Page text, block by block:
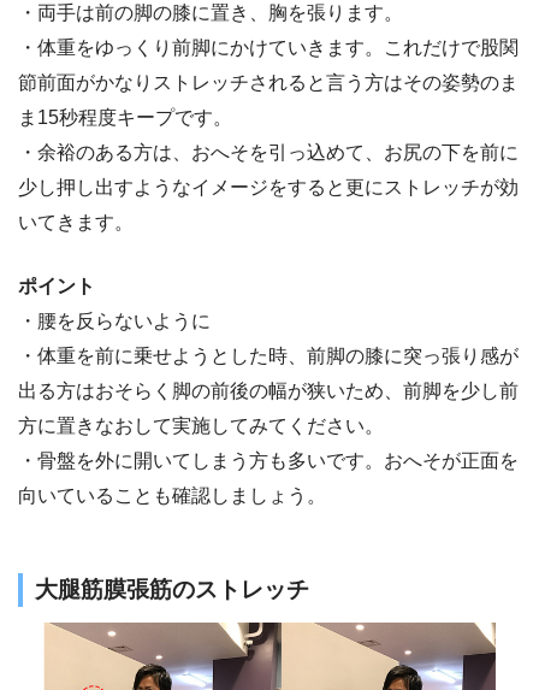
・両手は前の脚の膝に置き、胸を張ります。
・体重をゆっくり前脚にかけていきます。これだけで股関
節前面がかなりストレッチされると言う方はその姿勢のま
ま15秒程度キープです。
・余裕のある方は、おへそを引っ込めて、お尻の下を前に
少し押し出すようなイメージをすると更にストレッチが効
いてきます。
ポイント
・腰を反らないように
・体重を前に乗せようとした時、前脚の膝に突っ張り感が
出る方はおそらく脚の前後の幅が狭いため、前脚を少し前
方に置きなおして実施してみてください。
・骨盤を外に開いてしまう方も多いです。おへそが正面を
向いていることも確認しましょう。
大腿筋膜張筋のストレッチ